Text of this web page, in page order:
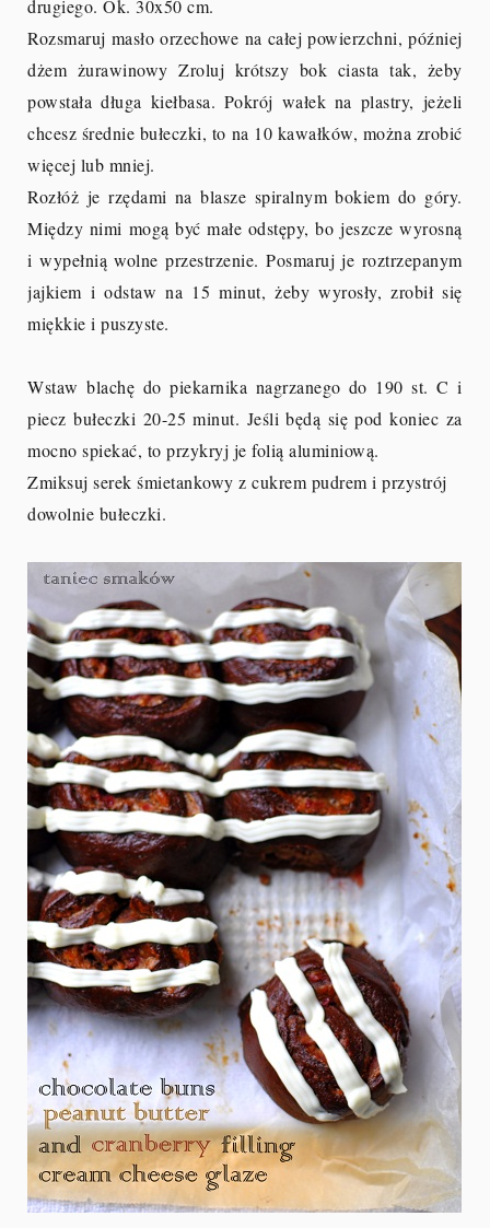
drugiego. Ok. 30x50 cm.
Rozsmaruj masło orzechowe na całej powierzchni, później
dżem żurawinowy Zroluj krótszy bok ciasta tak, żeby
powstała długa kiełbasa. Pokrój wałek na plastry, jeżeli
chcesz średnie bułeczki, to na 10 kawałków, można zrobić
więcej lub mniej.
Rozłóż je rzędami na blasze spiralnym bokiem do góry.
Między nimi mogą być małe odstępy, bo jeszcze wyrosną
i wypełnią wolne przestrzenie. Posmaruj je roztrzepanym
jajkiem i odstaw na 15 minut, żeby wyrosły, zrobił się
miękkie i puszyste.
Wstaw blachę do piekarnika nagrzanego do 190 st. C i
piecz bułeczki 20-25 minut. Jeśli będą się pod koniec za
mocno spiekać, to przykryj je folią aluminiową.
Zmiksuj serek śmietankowy z cukrem pudrem i przystrój
dowolnie bułeczki.